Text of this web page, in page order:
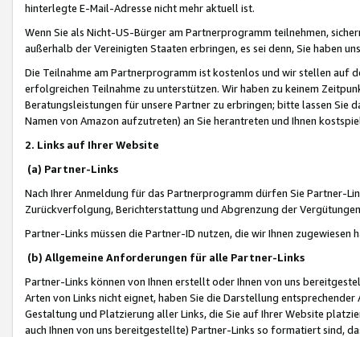
hinterlegte E-Mail-Adresse nicht mehr aktuell ist.
Wenn Sie als Nicht-US-Bürger am Partnerprogramm teilnehmen,
außerhalb der Vereinigten Staaten erbringen, es sei denn, Sie haben
Die Teilnahme am Partnerprogramm ist kostenlos und wir stellen auf
erfolgreichen Teilnahme zu unterstützen. Wir haben zu keinem
Beratungsleistungen für unsere Partner zu erbringen; bitte lassen Sie
Namen von Amazon aufzutreten) an Sie herantreten und Ihnen
2. Links auf Ihrer Website
(a) Partner-Links
Nach Ihrer Anmeldung für das Partnerprogramm dürfen Sie Partner-
Zurückverfolgung, Berichterstattung und Abgrenzung der
Partner-Links müssen die Partner-ID nutzen, die wir Ihnen zugewiesen
(b) Allgemeine Anforderungen für alle Partner-Links
Partner-Links können von Ihnen erstellt oder Ihnen von uns
Arten von Links nicht eignet, haben Sie die Darstellung
Gestaltung und Platzierung aller Links, die Sie auf Ihrer Website
auch Ihnen von uns bereitgestellte) Partner-Links so formatiert sind,